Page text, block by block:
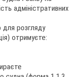
адміністративних
для розгляду
отримуєте: